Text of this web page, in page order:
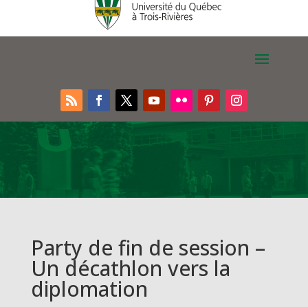
Party de fin de session –
Un décathlon vers la
diplomation